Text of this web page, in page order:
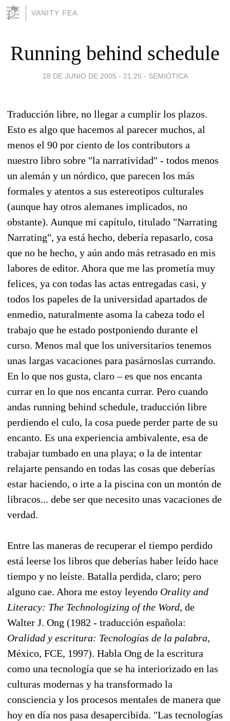
VANITY FEA
Running behind schedule
28 DE JUNIO DE 2005 - 21:26 - SEMIÓTICA
Traducción libre, no llegar a cumplir los plazos.
Esto es algo que hacemos al parecer muchos, al
menos el 90 por ciento de los contributors a
nuestro libro sobre "la narratividad" - todos menos
un alemán y un nórdico, que parecen los más
formales y atentos a sus estereotipos culturales
(aunque hay otros alemanes implicados, no
obstante). Aunque mi capítulo, titulado "Narrating
Narrating", ya está hecho, debería repasarlo, cosa
que no he hecho, y aún ando más retrasado en mis
labores de editor. Ahora que me las prometía muy
felices, ya con todas las actas entregadas casi, y
todos los papeles de la universidad apartados de
enmedio, naturalmente asoma la cabeza todo el
trabajo que he estado postponiendo durante el
curso. Menos mal que los universitarios tenemos
unas largas vacaciones para pasárnoslas currando.
En lo que nos gusta, claro – es que nos encanta
currar en lo que nos encanta currar. Pero cuando
andas running behind schedule, traducción libre
perdiendo el culo, la cosa puede perder parte de su
encanto. Es una experiencia ambivalente, esa de
trabajar tumbado en una playa; o la de intentar
relajarte pensando en todas las cosas que deberías
estar haciendo, o irte a la piscina con un montón de
libracos... debe ser que necesito unas vacaciones de
verdad.
Entre las maneras de recuperar el tiempo perdido
está leerse los libros que deberías haber leído hace
tiempo y no leíste. Batalla perdida, claro; pero
alguno cae. Ahora me estoy leyendo Orality and
Literacy: The Technologizing of the Word, de
Walter J. Ong (1982 - traducción española:
Oralidad y escritura: Tecnologías de la palabra,
México, FCE, 1997). Habla Ong de la escritura
como una tecnología que se ha interiorizado en las
culturas modernas y ha transformado la
consciencia y los procesos mentales de manera que
hoy en día nos pasa desapercibida. "Las tecnologías